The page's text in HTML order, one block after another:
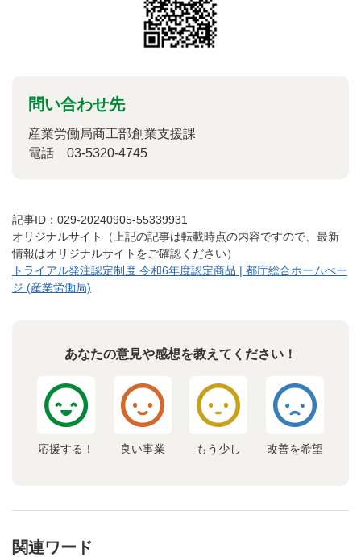
問い合わせ先
産業労働局商工部創業支援課
電話 03-5320-4745
記事ID：029-20240905-55339931
オリジナルサイト（上記の記事は転載時点の内容ですので、最新
情報はオリジナルサイトをご確認ください）
トライアル発注認定制度 令和6年度認定商品 | 都庁総合ホームぺー
ジ (産業労働局)
あなたの意見や感想を教えてください！
応援する！ 良い事業 もう少し 改善を希望
関連ワード